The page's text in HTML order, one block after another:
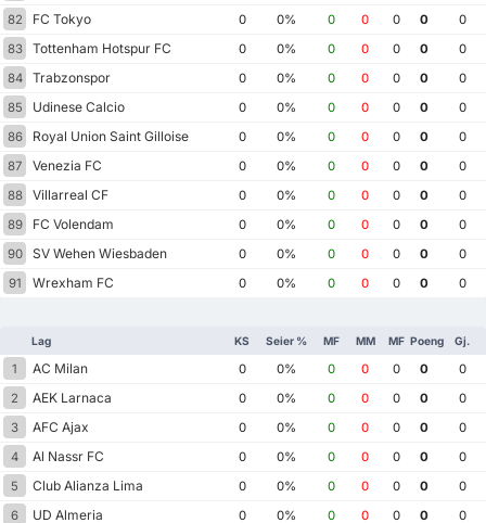
82
FC Tokyo 0 0% 0 0 0 0
0
83
Tottenham Hotspur FC 0 0% 0 0 0 0
0
84
Trabzonspor 0 0% 0 0 0 0
0
85
Udinese Calcio 0 0% 0 0 0 0
0
86
Royal Union Saint Gilloise 0 0% 0 0 0 0
0
87
Venezia FC 0 0% 0 0 0 0
0
88
Villarreal CF 0 0% 0 0 0 0
0
89
FC Volendam 0 0% 0 0 0 0
0
90
SV Wehen Wiesbaden 0 0% 0 0 0 0
0
91
Wrexham FC 0 0% 0 0 0 0 0
Lag KS Seier % MF MM MF Poeng Gj.
1 AC Milan 0 0% 0 0 0 0
0
2
AEK Larnaca 0 0% 0 0 0 0
0
3
AFC Ajax 0 0% 0 0 0 0
0
4
Al Nassr FC 0 0% 0 0 0 0
0
5
Club Alianza Lima 0 0% 0 0 0 0
0
6
UD Almeria 0 0% 0 0 0 0
0